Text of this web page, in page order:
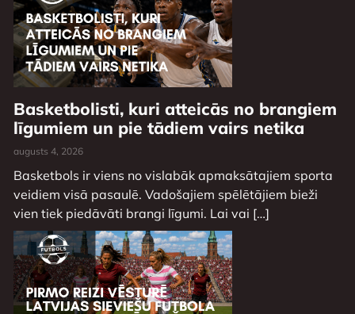
Basketbolisti, kuri atteicās no brangiem
līgumiem un pie tādiem vairs netika
augusts 4, 2026
Basketbols ir viens no vislabāk apmaksātajiem sporta
veidiem visā pasaulē. Vadošajiem spēlētājiem bieži
vien tiek piedāvāti brangi līgumi. Lai vai […]